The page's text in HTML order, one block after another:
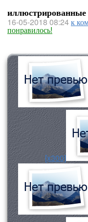
16-05-2018 08:24к
понравилось!
[x300]